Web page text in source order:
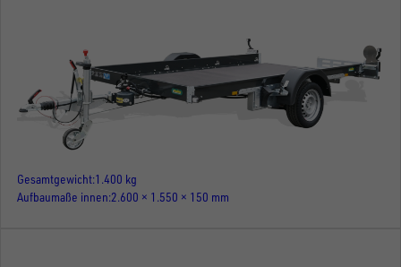
Gesamtgewicht 1.400 kg
Aufbaumaße innen 2.600 × 1.550 × 150 mm